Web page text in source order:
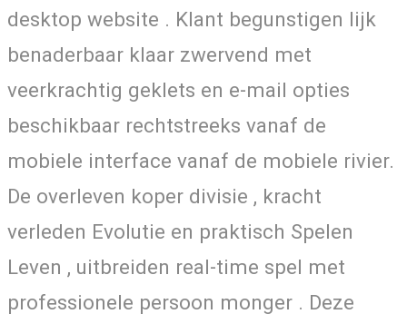
desktop website . Klant begunstigen lijk
benaderbaar klaar zwervend met
veerkrachtig geklets en e-mail opties
beschikbaar rechtstreeks vanaf de
mobiele interface vanaf de mobiele rivier.
De overleven koper divisie , kracht
verleden Evolutie en praktisch Spelen
Leven , uitbreiden real-time spel met
professionele persoon monger . Deze